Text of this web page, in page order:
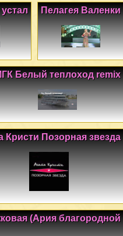
Пелагея Валенки
Белый теплоход remix
Кристи Позорная звезда
(Ария благородной